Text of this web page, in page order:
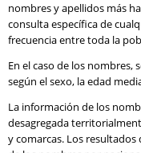
nombres y apellidos más
consulta específica de
frecuencia entre toda la
En el caso de los nombres,
según el sexo, la edad
La información de los
desagregada
y comarcas. Los